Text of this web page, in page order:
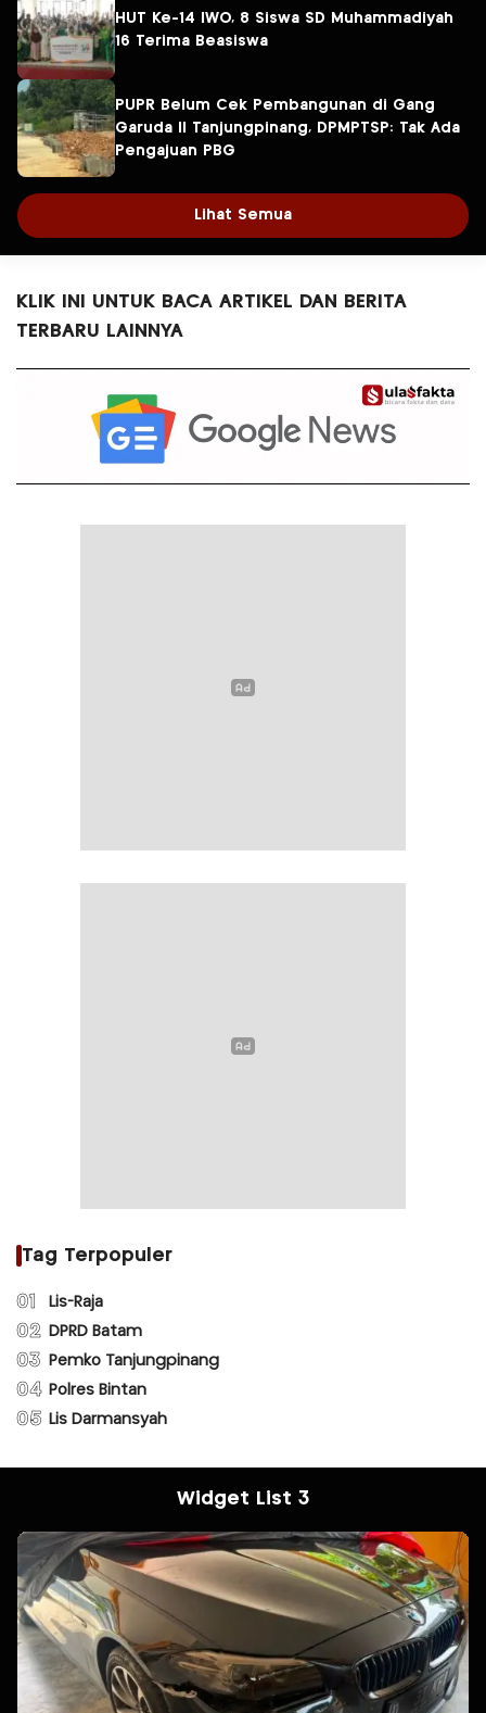
HUT Ke-14 IWO, 8 Siswa SD Muhammadiyah
16 Terima Beasiswa
PUPR Belum Cek Pembangunan di Gang
Garuda II Tanjungpinang, DPMPTSP: Tak Ada
Pengajuan PBG
Lihat Semua
KLIK INI UNTUK BACA ARTIKEL DAN BERITA
TERBARU LAINNYA
Tag Terpopuler
01 Lis-Raja
02 DPRD Batam
03 Pemko Tanjungpinang
04 Polres Bintan
05 Lis Darmansyah
Widget List 3